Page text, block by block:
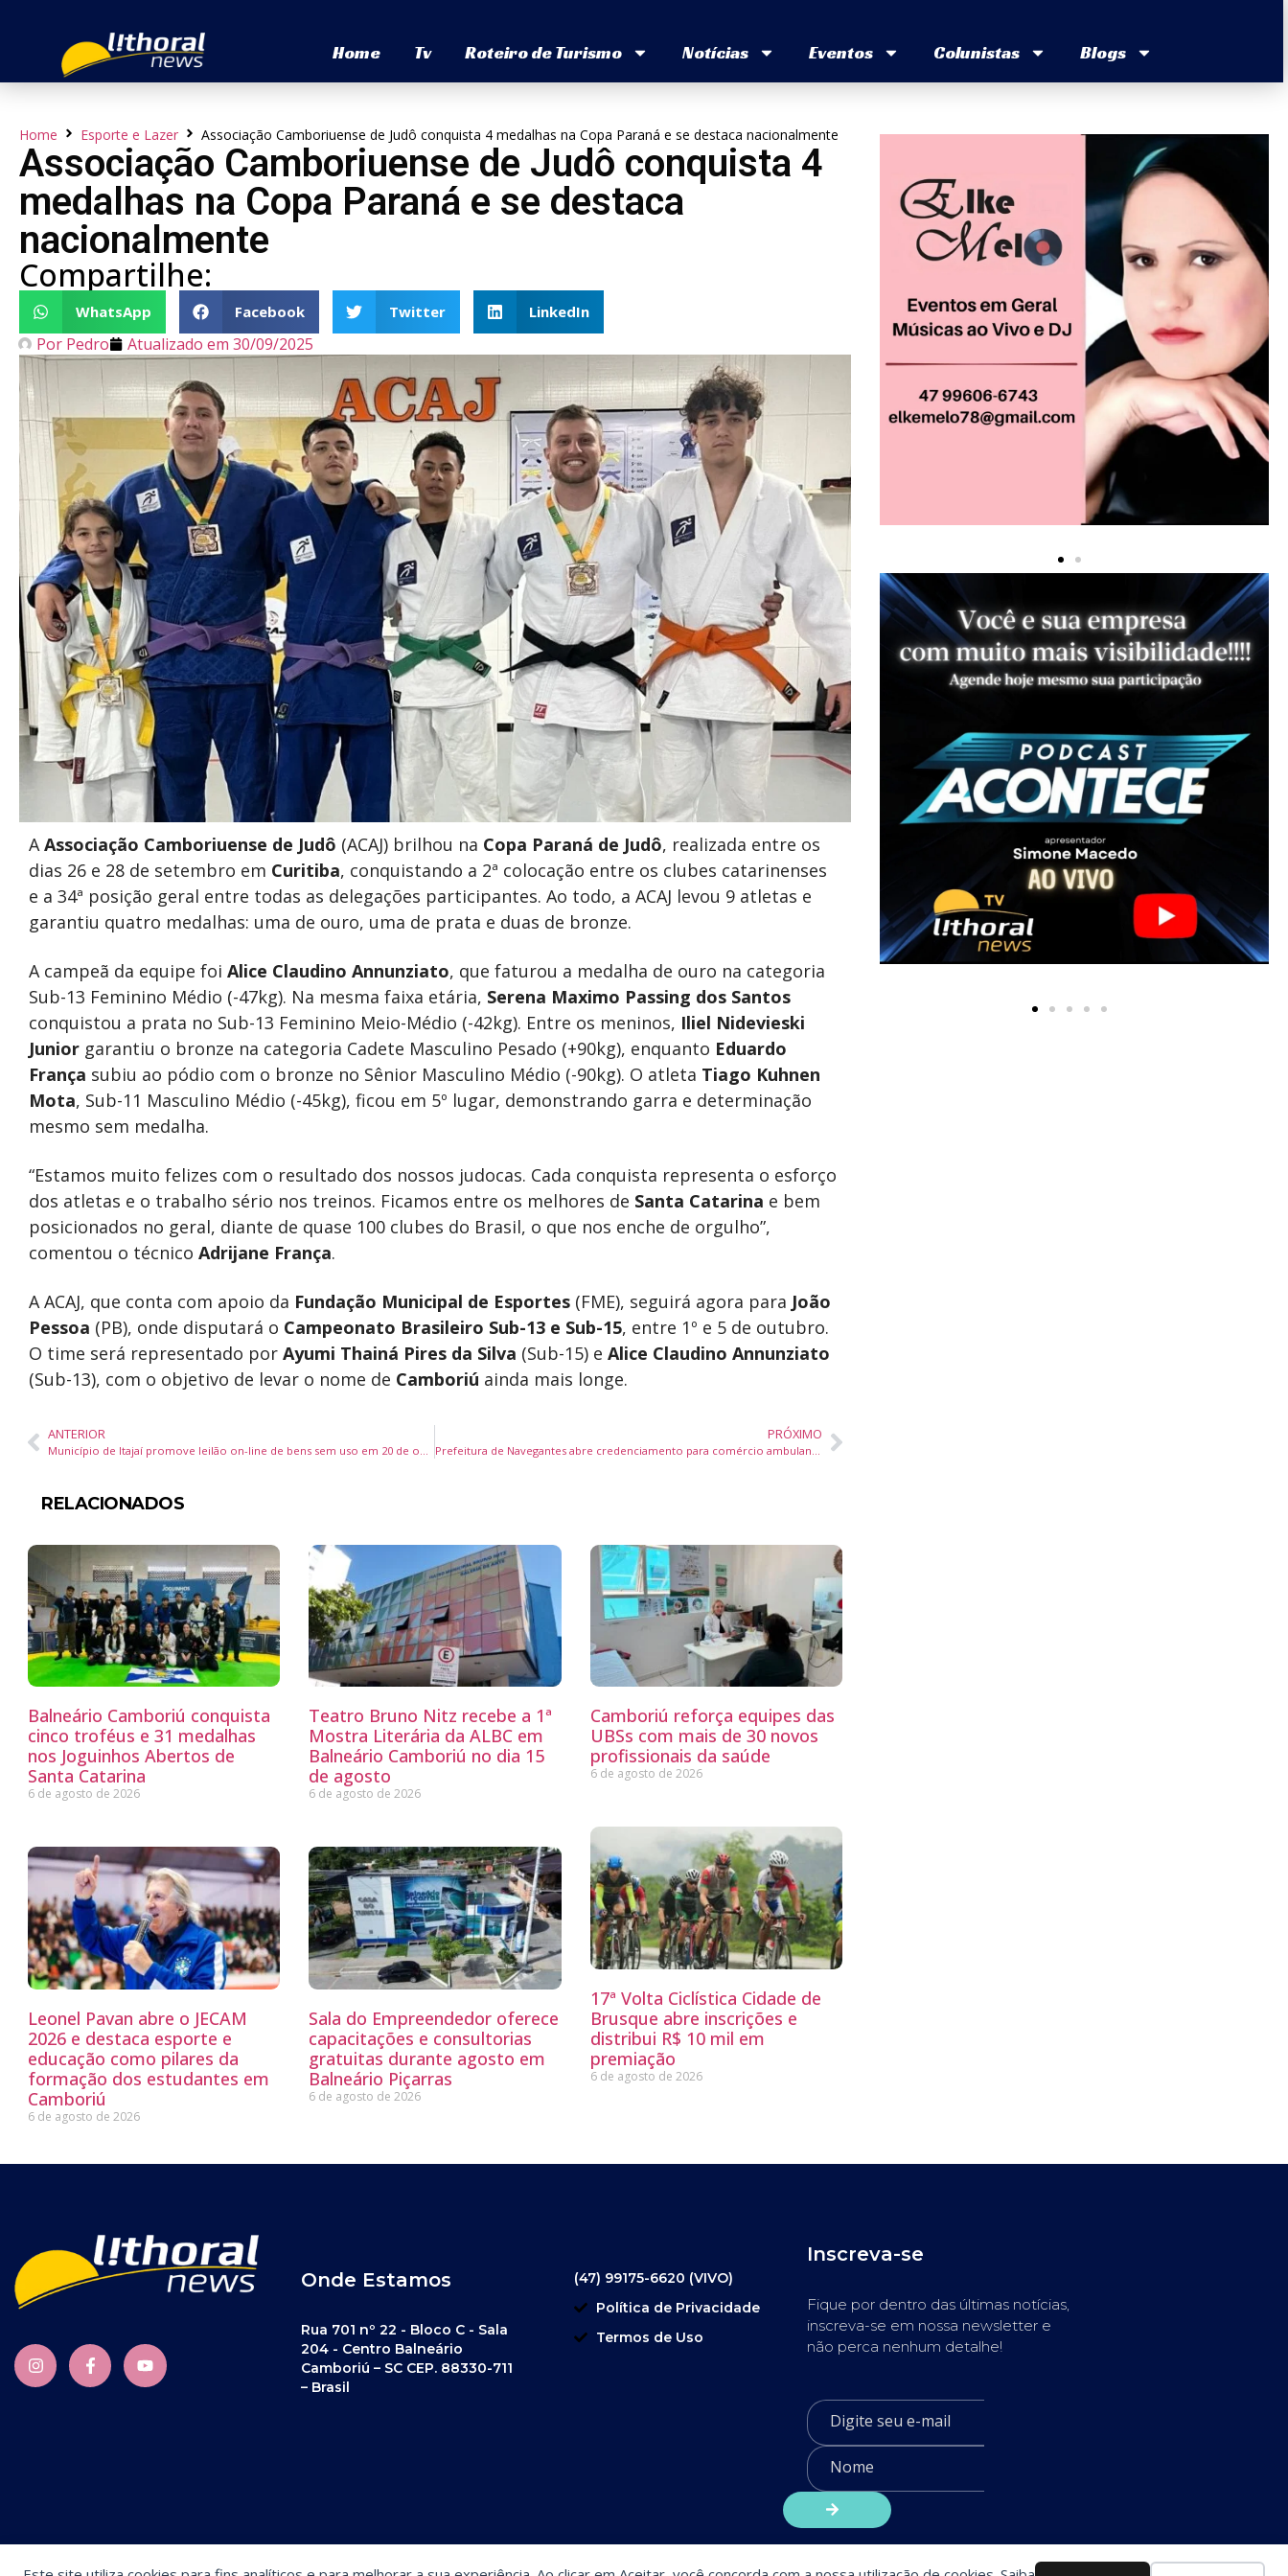
Home Tv Roteiro de Turismo Notícias Eventos Colunistas Blogs
Home Esporte e Lazer Associação Camboriuense de Judô conquista 4 medalhas na Copa Paraná e se destaca nacionalmente
Associação Camboriuense de Judô conquista 4
medalhas na Copa Paraná e se destaca
nacionalmente
Compartilhe:
WhatsApp Facebook Twitter LinkedIn
Por Pedro Atualizado em 30/09/2025
AAssociação Camboriuense de Judô (ACAJ) brilhou na Copa Paraná de Judô, realizada entre os
dias 26 e 28 de setembro em Curitiba, conquistando a 2ª colocação entre os clubes catarinenses
e a 34ª posição geral entre todas as delegações participantes. Ao todo, a ACAJ levou 9 atletas e
garantiu quatro medalhas: uma de ouro, uma de prata e duas de bronze.
A campeã da equipe foi Alice Claudino Annunziato, que faturou a medalha de ouro na categoria
Sub-13 Feminino Médio (-47kg). Na mesma faixa etária, Serena Maximo Passing dos Santos
conquistou a prata no Sub-13 Feminino Meio-Médio (-42kg). Entre os meninos, Iliel Nidevieski
Junior garantiu o bronze na categoria Cadete Masculino Pesado (+90kg), enquanto Eduardo
França subiu ao pódio com o bronze no Sênior Masculino Médio (-90kg). O atleta Tiago Kuhnen
Mota, Sub-11 Masculino Médio (-45kg), ficou em 5º lugar, demonstrando garra e determinação
mesmo sem medalha.
“Estamos muito felizes com o resultado dos nossos judocas. Cada conquista representa o esforço
dos atletas e o trabalho sério nos treinos. Ficamos entre os melhores de Santa Catarina e bem
posicionados no geral, diante de quase 100 clubes do Brasil, o que nos enche de orgulho”,
comentou o técnico Adrijane França.
A ACAJ, que conta com apoio da Fundação Municipal de Esportes (FME), seguirá agora para João
Pessoa (PB), onde disputará o Campeonato Brasileiro Sub-13 e Sub-15, entre 1º e 5 de outubro.
O time será representado por Ayumi Thainá Pires da Silva (Sub-15) e Alice Claudino Annunziato
(Sub-13), com o objetivo de levar o nome de Camboriú ainda mais longe.
ANTERIOR
Município de Itajaí promove leilão on-line de bens sem uso em 20 de outubro
PRÓXIMO
Prefeitura de Navegantes abre credenciamento para comércio ambulante e atividades náuticas na orla
RELACIONADOS
Balneário Camboriú conquista
cinco troféus e 31 medalhas
nos Joguinhos Abertos de
Santa Catarina
6 de agosto de 2026
Teatro Bruno Nitz recebe a 1ª
Mostra Literária da ALBC em
Balneário Camboriú no dia 15
de agosto
6 de agosto de 2026
Camboriú reforça equipes das
UBSs com mais de 30 novos
profissionais da saúde
6 de agosto de 2026
Leonel Pavan abre o JECAM
2026 e destaca esporte e
educação como pilares da
formação dos estudantes em
Camboriú
6 de agosto de 2026
Sala do Empreendedor oferece
capacitações e consultorias
gratuitas durante agosto em
Balneário Piçarras
6 de agosto de 2026
17ª Volta Ciclística Cidade de
Brusque abre inscrições e
distribui R$ 10 mil em
premiação
6 de agosto de 2026
Onde Estamos
Rua 701 nº 22 - Bloco C - Sala
204 - Centro Balneário
Camboriú – SC CEP. 88330-711
– Brasil
(47) 99175-6620 (VIVO)
Política de Privacidade
Termos de Uso
Inscreva-se
Fique por dentro das últimas notícias,
inscreva-se em nossa newsletter e
não perca nenhum detalhe!